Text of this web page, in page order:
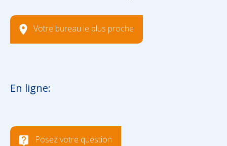
Votre bureau le plus proche
En ligne:
Posez votre question